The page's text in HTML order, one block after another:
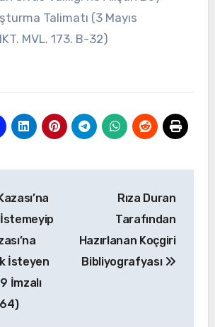
Talimatı (3 Mayıs
MVL. 173. B-32)
İsteyen
İmzalı
Rıza Duran
Tarafından
Hazırlanan Koçgiri
Bibliyografyası